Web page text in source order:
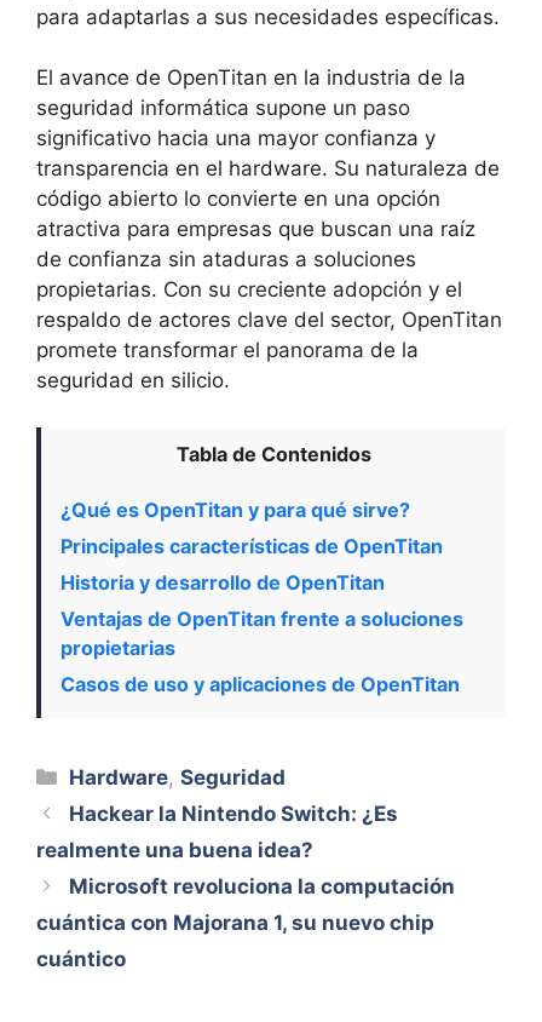
para adaptarlas a sus necesidades específicas.
El avance de OpenTitan en la industria de la
seguridad informática supone un paso
significativo hacia una mayor confianza y
transparencia en el hardware. Su naturaleza de
código abierto lo convierte en una opción
atractiva para empresas que buscan una raíz
de confianza sin ataduras a soluciones
propietarias. Con su creciente adopción y el
respaldo de actores clave del sector, OpenTitan
promete transformar el panorama de la
seguridad en silicio.
Tabla de Contenidos
¿Qué es OpenTitan y para qué sirve?
Principales características de OpenTitan
Historia y desarrollo de OpenTitan
Ventajas de OpenTitan frente a soluciones
propietarias
Casos de uso y aplicaciones de OpenTitan
Categorías
Hardware,Seguridad
Hackear la Nintendo Switch: ¿Es
realmente una buena idea?
Microsoft revoluciona la computación
cuántica con Majorana 1, su nuevo chip
cuántico